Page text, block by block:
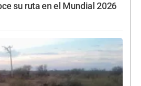
su ruta en el Mundial 2026